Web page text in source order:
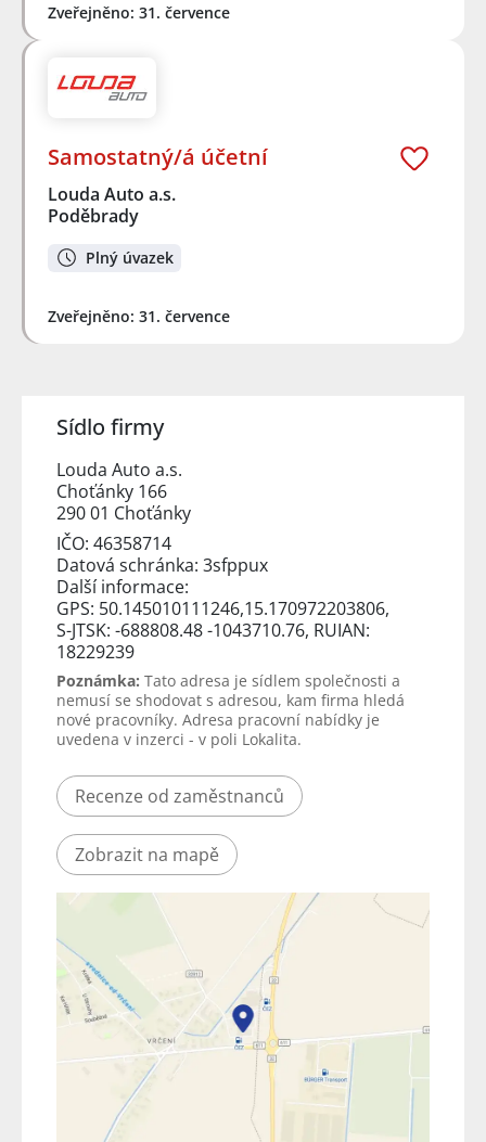
Zveřejněno: 31. července
Samostatný/á účetní
Louda Auto a.s.
Poděbrady
Plný úvazek
Zveřejněno: 31. července
Sídlo firmy
Louda Auto a.s.
Choťánky 166
290 01 Choťánky
IČO: 46358714
Datová schránka: 3sfppux
Další informace:
GPS: 50.145010111246,15.170972203806,
S-JTSK: -688808.48 -1043710.76, RUIAN:
18229239
Poznámka: Tato adresa je sídlem společnosti a
nemusí se shodovat s adresou, kam firma hledá
nové pracovníky. Adresa pracovní nabídky je
uvedena v inzerci - v poli Lokalita.
Recenze od zaměstnanců
Zobrazit na mapě